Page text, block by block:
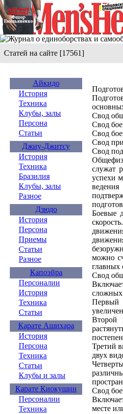
Статей на сайте [17561]
Айкидо
История
Техника
Клубы, залы
Персона
Статьи
Джиу-Джитсу
История
Техника
Бразилия
Клубы, залы
Разное
Дзюдо
История
Персона
Приемы
Статьи
Разное
Капоэйра
Персоналии
История
Техника
Статьи
Карате Ашихара
История
Персона
Техника
Статьи
Клубы и залы
Карате Киокушин
Персоналии
Техника
Свод
Свод
Свод
Свод
Свод
служат
успехи
Боевые
можно
главных
Свод
сложных
Первый
Второй
Третий
двух
Свод
месте